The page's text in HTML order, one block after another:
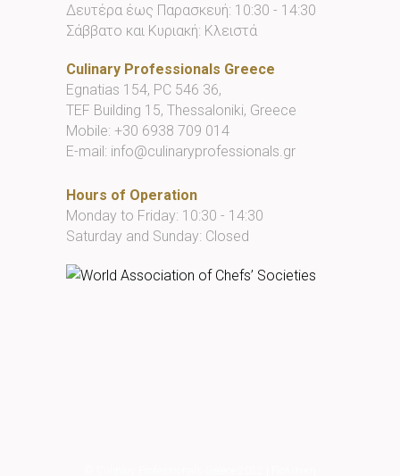
Δευτέρα έως Παρασκευή: 10:30 - 14:30
Σάββατο και Κυριακή: Κλειστά
Culinary Professionals Greece
Egnatias 154, PC 546 36,
TEF Building 15, Thessaloniki, Greece
Mobile: +30 6938 709 014
E-mail: info@culinaryprofessionals.gr
Hours of Operation
Monday to Friday: 10:30 - 14:30
Saturday and Sunday: Closed